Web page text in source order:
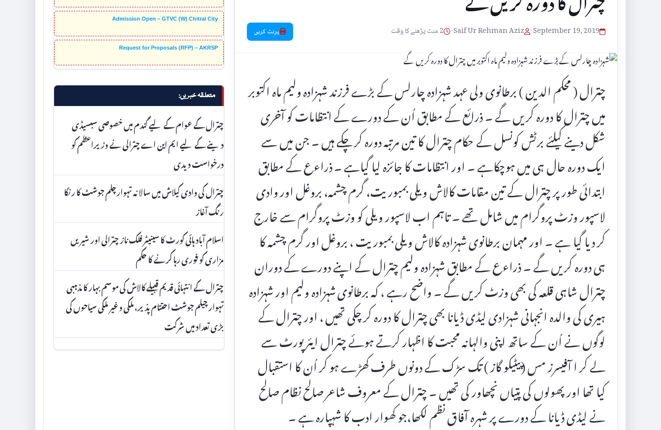
Admission Open – GTVC (W) Chitral City
Request for Proposals (RFP) – AKRSP
متعلقہ خبریں:
چترال کے عوام کے لیے گندم میں خصوصی سبسیڈی
دینے کے لیے ایم این اے چترالی نے وزیراعظم کو
درخواست دیدی
چترال کی وادی کیلاش میں سالانہ تہوارچلم جوشٹ کا رنگا
رنگ آغاز
اسلام آباد ہائی کورٹ کا سینیٹر فلک ناز چترالی اور شیریں
مزاری کو فوری رہا کرنے کا حکم
چترال کے انتہائی قدیم قبیلے کالاش کی موسم بہار کا مذہبی
تہوار چیلم جوشٹ احتتام پذیر، ملکی و غیر ملکی سیاحوں کی
بڑی تعداد میں شرکت
September 19, 2019
•
Saif Ur Rehman Aziz
• 2 منٹ پڑھنے کا وقت پرنٹ کریں
چترال ( محکم الدین ) برطانوی ولی عہد شہزادہ چارلس کے بڑے فرزند شہزادہ ولیم ماہ اکتوبر
میں چترال کا دورہ کریں گے ۔ ذرائع کے مطابق اُن کے دورے کے انتظامات کو آخری
شکل دینے کیلئے برٹش کونسل کے حکام چترال کا تین مرتبہ دورہ کر چکے ہیں ۔ جن میں سے
ایک دورہ حال ہی میں ہوچکاہے ۔ اور انتظامات کا جائزہ لیا گیاہے ۔ ذراءع کے مطابق
ابتدائی طور پر چترال کے تین مقامات کالاش ویلی بمبوریت، گرم چشمہ، بروغل اور وادی
لاسپور وزٹ پروگرام میں شامل تھے ۔ تاہم اب لاسپور ویلی کو وزٹ پروگرام سے خارج
کر دیا گیا ہے ۔ اور مہمان برطانوی شہزادہ کالاش ویلی بمبوریت ، بروغل اور گرم چشمہ کا
ہی دورہ کریں گے ۔ ذراءع کے مطابق شہزادہ ولیم چترال کے اپنے دورے کے دوران
چترال شاہی قلعہ کی بھی وزٹ کریں گے ۔ واضح رہے ، کہ برطانوی شہزادہ ولیم اور شہزادہ
ہیری کی والدہ انجہانی شہزادی لیڈی ڈیانا بھی چترال کا دورہ کر چکی تھیں ، اور چترال کے
لوگوں نے اُن کے ساتھ اپنی والہانہ محبت کا اظہار کرتے ہوئے چترال ایئر پورٹ سے
لے کر ا آفیسرز مس (پیٹیکو گاز ) تک سڑک کے دونوں طرف کھڑے ہو کر اُن کا استقبال
کیا تھا اور پھولوں کی پتیاں نچھاور کی تھیں ۔ چترال کے معروف شاعر صالح نظام صالح
نے لیڈی ڈیانا کے دورے پر شہرہ آفاق نظم لکھا،جو کھوار ادب کا شہپارہ ہے ۔